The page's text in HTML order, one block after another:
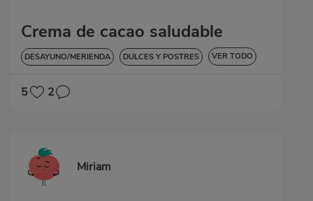
Crema de cacao saludable
DESAYUNO/MERIENDA DULCES Y POSTRES VER TODO
5 2
Miriam